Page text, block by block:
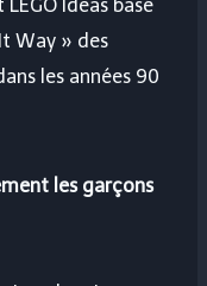
Ideas basé
Way » des
les années 90
les garçons